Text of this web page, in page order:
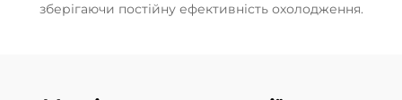
зберігаючи постійну ефективність охолодження.